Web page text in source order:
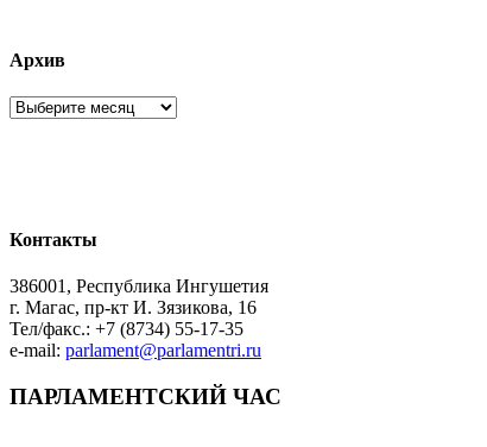
Архив
Архив
Контакты
386001, Республика Ингушетия
г. Магас, пр-кт И. Зязикова, 16
Тел/факс.: +7 (8734) 55-17-35
e-mail: parlament@parlamentri.ru
ПАРЛАМЕНТСКИЙ ЧАС